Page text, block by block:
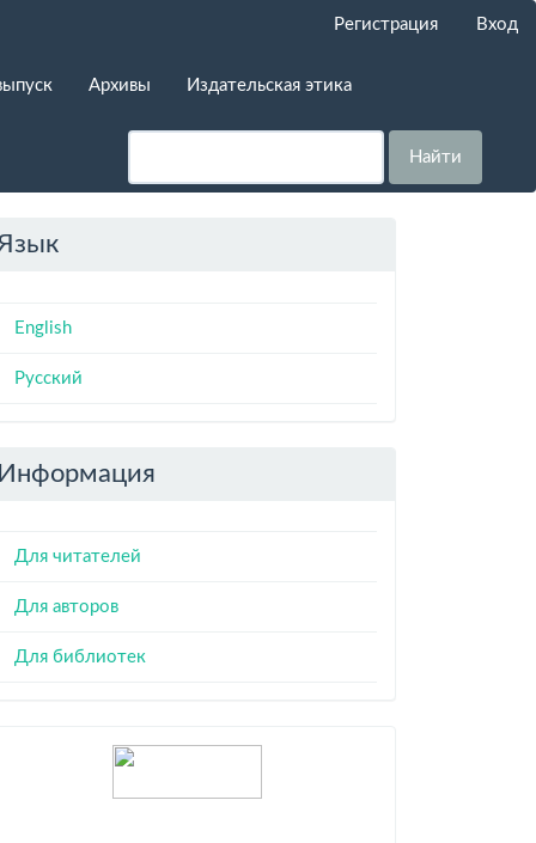
Регистрация Вход
Архивы Издательская этика
Найти
English
Русский
Информация
Для читателей
Для авторов
Для библиотек
Индексация